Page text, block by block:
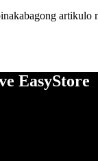
artikulo
EasyStore